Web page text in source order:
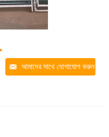
আমাদের সাথে যোগাযোগ করুন